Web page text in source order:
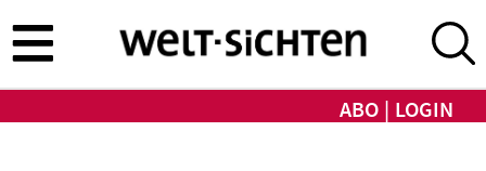
zum
Inhalt
ABO LOGIN